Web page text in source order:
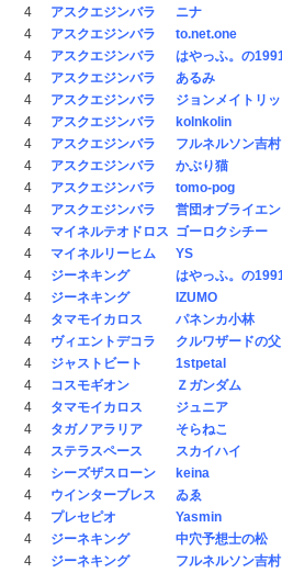
4
アスクエジンバラ
ニナ
4
アスクエジンバラ
to.net.one
4
アスクエジンバラ
はやっふ。の
4
アスクエジンバラ
あるみ
4
アスクエジンバラ
ジョンメイトリ
4
アスクエジンバラ
kolnkolin
4
アスクエジンバラ
フルネルソン吉村
4
アスクエジンバラ
かぶり猫
4
アスクエジンバラ
tomo-pog
4
アスクエジンバラ
営団オブライエン
4
マイネルテオドロス ゴーロクシチー
4
マイネルリーヒム
YS
4
ジーネキング
はやっふ。の
4
ジーネキング
IZUMO
4
タマモイカロス
パネンカ小林
4
ヴィエントデコラ
クルワザードの父
4
ジャストビート
1stpetal
4
コスモギオン
Ｚガンダム
4
タマモイカロス
ジュニア
4
タガノアラリア
そらねこ
4
ステラスペース
スカイハイ
4
シーズザスローン
keina
4
ウインターブレス
ゐゑ
4
プレセピオ
Yasmin
4
ジーネキング
中穴予想士の松
4
ジーネキング
フルネルソン吉村